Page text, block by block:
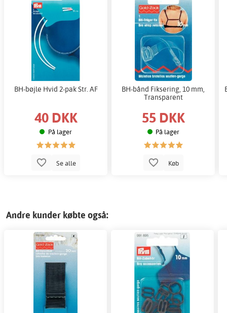
BH-bøjle Hvid 2-pak Str. AF
40 DKK
På lager
Se alle
BH-bånd Fiksering, 10 mm,
Transparent
55 DKK
På lager
Køb
Andre kunder købte også: